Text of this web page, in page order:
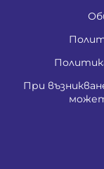
При